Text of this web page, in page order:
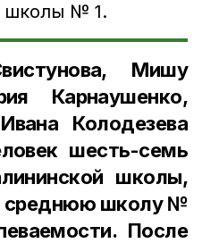
школы № 1.
Мишу
Карнаушенко,
Колодезева
шесть-семь
школы,
среднюю школу №
После